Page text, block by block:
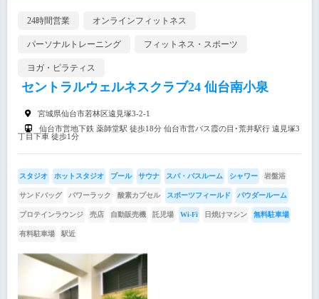
24時間営業 オンラインフィットネス
パーソナルトレーニング フィットネス・スポーツ
ヨガ・ピラティス
セントラルウェルネスクラブ24 仙台南小泉
宮城県仙台市若林区遠見塚3-2-1
仙台市営地下鉄 薬師堂駅 徒歩18分 仙台市営バス霞の目･荒井駅行 遠見塚3
丁目下車 徒歩1分
スタジオ ホットスタジオ プール サウナ スパ・バスルーム シャワー 岩盤浴
サンドバッグ パワーラック 酸素カプセル スポーツフィールド パウダールーム
プロテインラウンジ 売店 自動販売機 託児場 Wi-Fi 日焼けマシン 無料駐車場
有料駐車場 駅近